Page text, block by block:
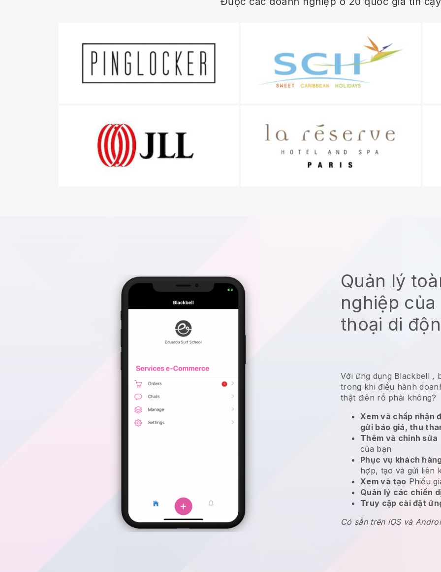
Quản lý
nghiệp
thoại di
Với ứng dụng Blackbell ,
trong khi điều hành
thật điên rồ phải không?
Xem và chấp nhận
gửi báo giá, thu
Thêm và chỉnh sửa
của bạn
Phục vụ khách
hợp, tạo và gửi liên
Xem và tạo Phiếu
Quản lý các chiến
Truy cập cài đặt
Có sẵn trên iOS và